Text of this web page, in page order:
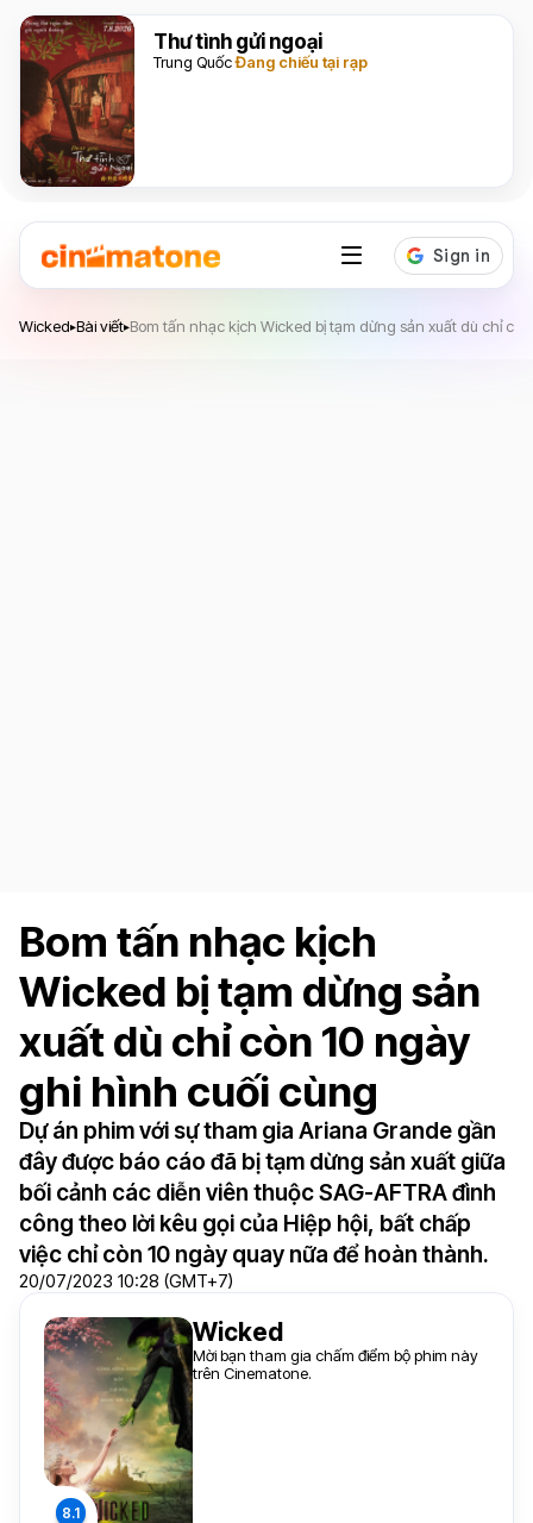
Thư tình gửi ngoại
Trung QuốcĐang chiếu tại rạp
Wicked▸Bài viết▸Bom tấn nhạc kịch Wicked bị tạm dừng sản xuất dù chỉ
Bom tấn nhạc kịch
Wicked bị tạm dừng sản
xuất dù chỉ còn 10 ngày
ghi hình cuối cùng
Dự án phim với sự tham gia Ariana Grande gần
đây được báo cáo đã bị tạm dừng sản xuất giữa
bối cảnh các diễn viên thuộc SAG-AFTRA đình
công theo lời kêu gọi của Hiệp hội, bất chấp
việc chỉ còn 10 ngày quay nữa để hoàn thành.
20/07/2023 10:28 (GMT+7)
Wicked
Mời bạn tham gia chấm điểm bộ phim này
trên Cinematone.